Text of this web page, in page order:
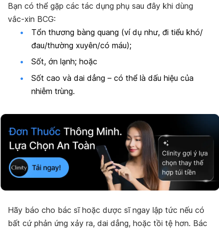
Bạn có thể gặp các tác dụng phụ sau đây khi dùng
vắc-xin BCG:
Tổn thương bàng quang (ví dụ như, đi tiểu khó/
đau/thường xuyên/có máu);
Sốt, ớn lạnh; hoặc
Sốt cao và dai dẳng – có thể là dấu hiệu của
nhiễm trùng.
Hãy báo cho bác sĩ hoặc dược sĩ ngay lập tức nếu có
bất cứ phản ứng xảy ra, dai dẳng, hoặc tồi tệ hơn. Bác